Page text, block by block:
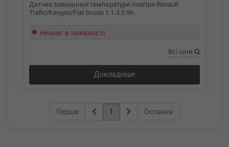
Датчик зовнішньої температури повітря Renault
Trafic/Kangoo/Fiat Scudo 1.1-3.0 96-
Немає в наявності
Всі ціни
Докладніше
Перша 1 Остання